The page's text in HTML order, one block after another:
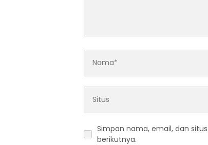
Simpan nama, email, dan
berikutnya.